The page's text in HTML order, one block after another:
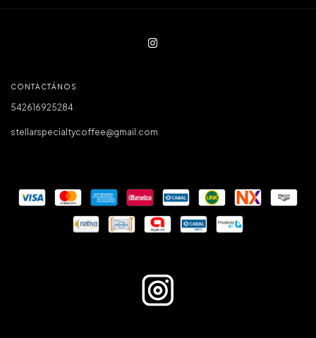
CONTACTÁNOS
542616925284
stellarspecialtycoffee@gmail.com